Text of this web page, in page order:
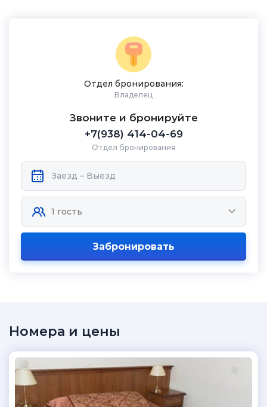
Отдел бронирования:
Владелец
Звоните и бронируйте
+7(938) 414-04-69
Отдел бронирования
Забронировать
Номера и цены